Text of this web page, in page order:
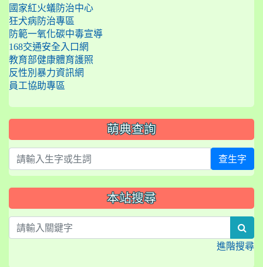
國家紅火蟻防治中心
狂犬病防治專區
防範一氧化碳中毒宣導
168交通安全入口網
教育部健康體育護照
反性別暴力資訊網
員工協助專區
萌典查詢
查生字
本站搜尋
進階搜尋